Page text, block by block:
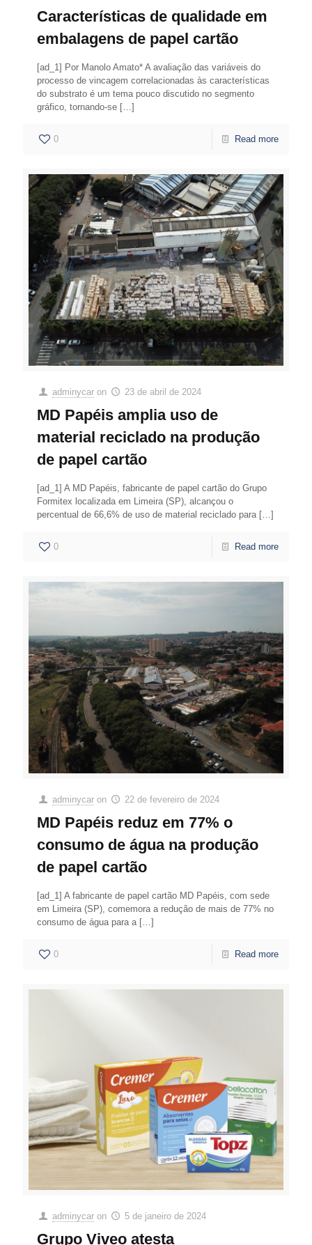
Características de qualidade em
embalagens de papel cartão
[ad_1] Por Manolo Amato* A avaliação das variáveis do
processo de vincagem correlacionadas às características
do substrato é um tema pouco discutido no segmento
gráfico, tornando-se […]
0 Read more
adminycar on 23 de abril de 2024
MD Papéis amplia uso de
material reciclado na produção
de papel cartão
[ad_1] A MD Papéis, fabricante de papel cartão do Grupo
Formitex localizada em Limeira (SP), alcançou o
percentual de 66,6% de uso de material reciclado para […]
0 Read more
adminycar on 22 de fevereiro de 2024
MD Papéis reduz em 77% o
consumo de água na produção
de papel cartão
[ad_1] A fabricante de papel cartão MD Papéis, com sede
em Limeira (SP), comemora a redução de mais de 77% no
consumo de água para a […]
0 Read more
adminycar on 5 de janeiro de 2024
Grupo Viveo atesta